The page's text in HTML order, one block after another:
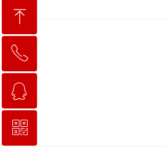
国家级
19-12-24
ꁸ
回到顶部
ꂅ
0318-2258111
ꁗ
QQ客服
ꀥ